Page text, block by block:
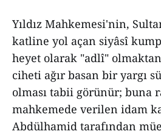
Yıldız Mahkemesi'nin,
katline yol açan siyâsî
heyet olarak "adlî"
ciheti ağır basan bir yargı
olması tabii görünür; buna
mahkemede verilen idam
Abdülhamid tarafından